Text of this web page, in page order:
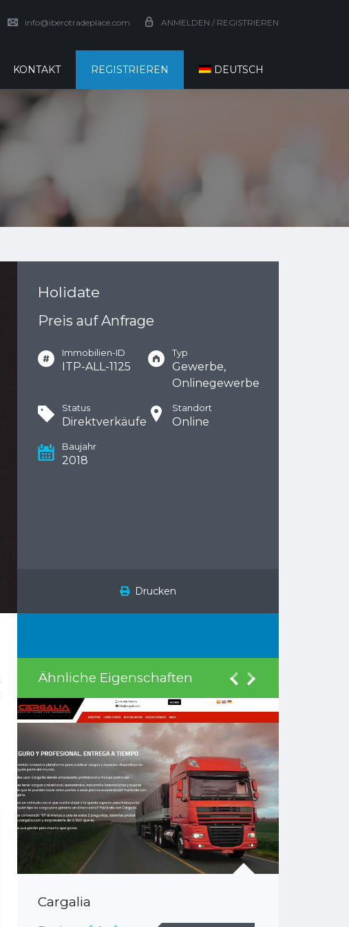
info@iberotradeplace.com ANMELDEN / REGISTRIEREN
KONTAKT REGISTRIEREN DEUTSCH
Holidate
Preis auf Anfrage
Immobilien-ID
ITP-ALL-1125
Typ
Gewerbe,
Onlinegewerbe
Status
Direktverkäufe
Standort
Online
Baujahr
2018
Drucken
Ähnliche Eigenschaften
Cargalia